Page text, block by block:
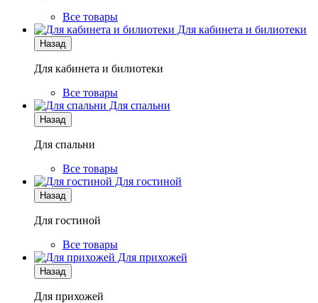
Все товары
Для кабинета и билиотеки
Назад
Для кабинета и билиотеки
Все товары
Для спальни
Назад
Для спальни
Все товары
Для гостиной
Назад
Для гостиной
Все товары
Для прихожей
Назад
Для прихожей